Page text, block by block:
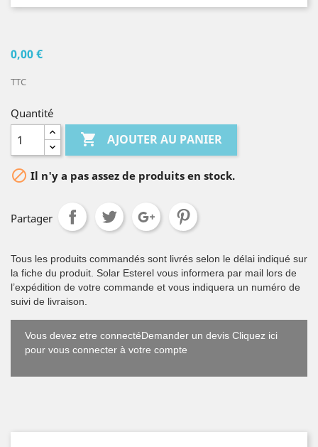
0,00 €
TTC
Quantité
 AJOUTER AU PANIER
 Il n'y a pas assez de produits en stock.
Partager
Tous les produits commandés sont livrés selon le délai indiqué sur
la fiche du produit. Solar Esterel vous informera par mail lors de
l’expédition de votre commande et vous indiquera un numéro de
suivi de livraison.
Vous devez etre connectéDemander un devis Cliquez ici
pour vous connecter à votre compte